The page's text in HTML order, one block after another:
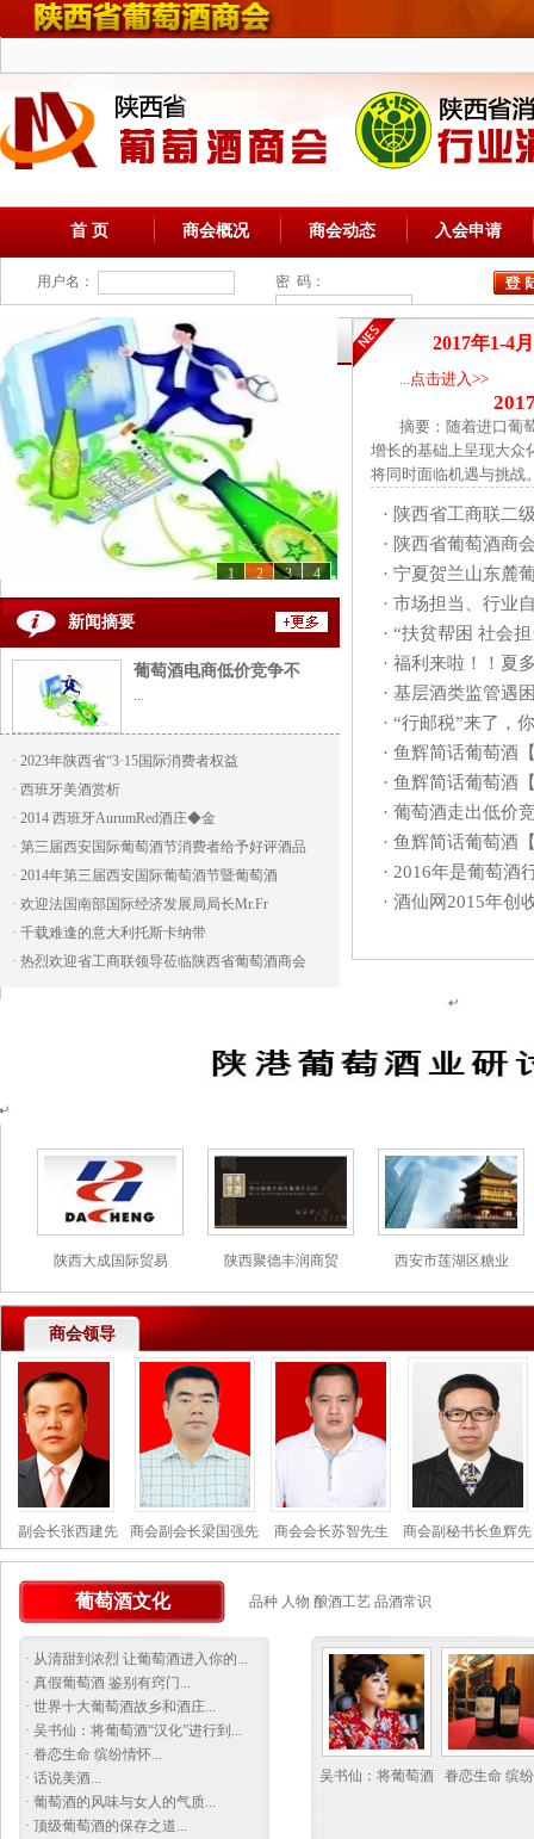
首 页 商会概况 商会动态 入会申请
用户名： 密 码：
4
3
2
1
新闻摘要
葡萄酒电商低价竞争不
· 2023年陕西省“3·15国际消费者权益
· 西班牙美酒赏析
· 2014 西班牙AurumRed酒庄◆金
· 第三届西安国际葡萄酒节消费者给予好评酒品
· 2014年第三届西安国际葡萄酒节暨葡萄酒
· 欢迎法国南部国际经济发展局局长Mr.Fr
· 千载难逢的意大利托斯卡纳带
· 热烈欢迎省工商联领导莅临陕西省葡萄酒商会
2017年1-4
点击进入>>
摘要：随着进口葡萄
增长的基础上呈现大众
将同时面临机遇与挑战
· 陕西省工商联二
· 陕西省葡萄酒商
· 宁夏贺兰山东麓
· 市场担当、行业
· “扶贫帮困 社会
· 福利来啦！！夏
· 基层酒类监管遇
· “行邮税”来了，
· 鱼辉简话葡萄酒
· 鱼辉简话葡萄酒
· 葡萄酒走出低价
· 鱼辉简话葡萄酒
· 2016年是葡萄酒
· 酒仙网2015年创
陕西大成国际贸易 陕西聚德丰润商贸 西安市莲湖区糖业
商会领导
会长张西建先 商会副会长梁国强先 商会会长苏智先生 商会副秘书长鱼辉先
葡萄酒文化 品种 人物 酿酒工艺 品酒常识
· 从清甜到浓烈 让葡萄酒进入你的
· 真假葡萄酒 鉴别有窍门
· 世界十大葡萄酒故乡和酒庄
· 吴书仙：将葡萄酒“汉化”进行到
· 眷恋生命 缤纷情怀
· 话说美酒
· 葡萄酒的风味与女人的气质
· 顶级葡萄酒的保存之道
吴书仙：将葡萄酒 眷恋生命 缤